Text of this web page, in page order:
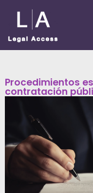
Procedimientos
contratación